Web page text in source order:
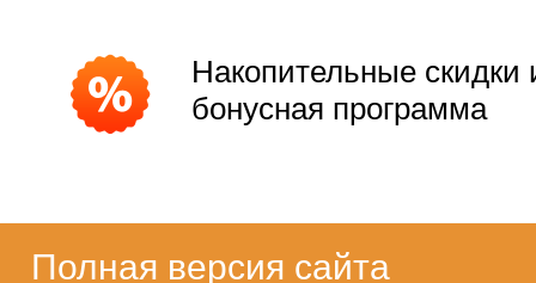
Накопительные скидки
бонусная программа
Полная версия сайта